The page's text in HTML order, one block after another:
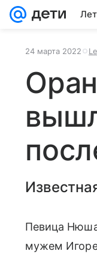
24 марта 2022
Певица
мужем